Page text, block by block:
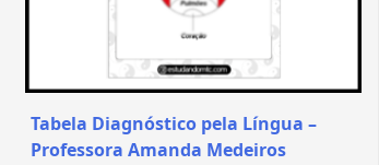
Tabela Diagnóstico pela Língua –
Professora Amanda Medeiros